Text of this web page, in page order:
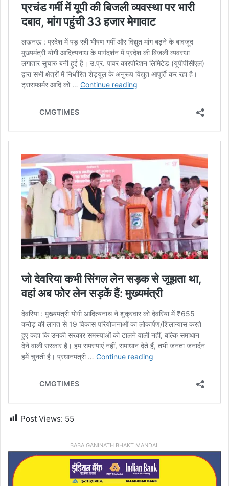
Post Views: 55
BABA GANINATH BHAKT MANDAL